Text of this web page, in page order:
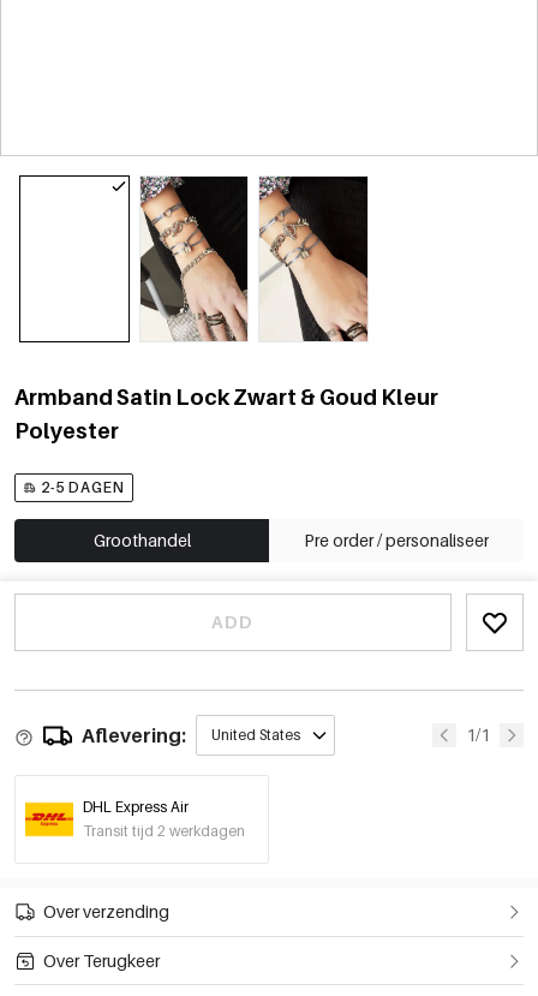
Armband Satin Lock Zwart & Goud Kleur
Polyester
2-5 DAGEN
Groothandel Pre order / personaliseer
ADD
Aflevering: United States 1/1
DHL Express Air
Transit tijd 2 werkdagen
Over verzending
Over Terugkeer